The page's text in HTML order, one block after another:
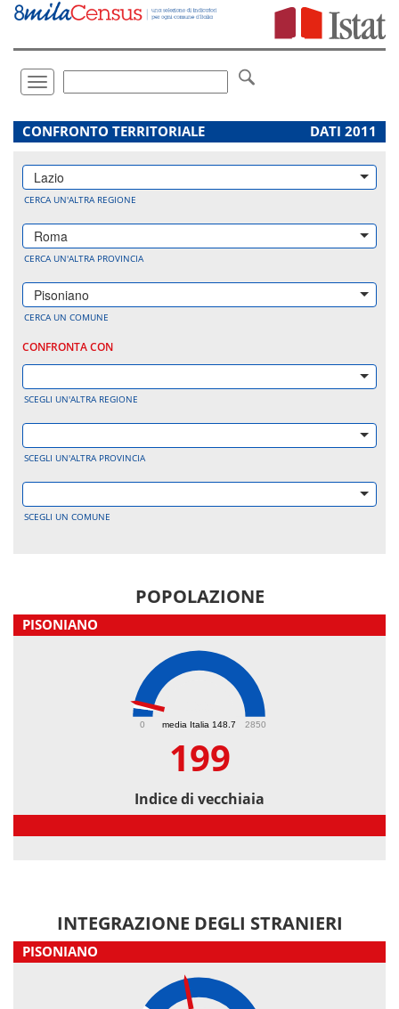
Vai
direttamente
Toggle
navigation
.
CONFRONTO TERRITORIALE DATI 2011
Lazio
CERCA UN'ALTRA REGIONE
Roma
CERCA UN'ALTRA PROVINCIA
Pisoniano
CERCA UN COMUNE
CONFRONTA CON
SCEGLI UN'ALTRA REGIONE
SCEGLI UN'ALTRA PROVINCIA
SCEGLI UN COMUNE
POPOLAZIONE
PISONIANO
media Italia 148.7
0 2850
199
Indice di vecchiaia
INTEGRAZIONE DEGLI STRANIERI
PISONIANO